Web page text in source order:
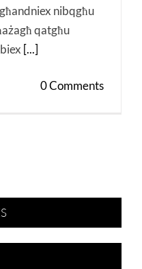
nibqgħu
qatgħu
[...]
0 Comments